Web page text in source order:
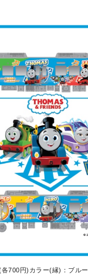
各700円)カラー(縁)：ブルー